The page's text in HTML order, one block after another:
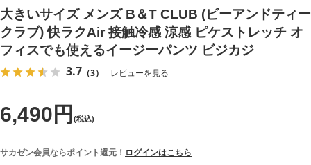
大きいサイズ メンズ B＆T CLUB (ビーアンドティー
クラブ) 快ラクAir 接触冷感 涼感 ピケストレッチ オ
フィスでも使えるイージーパンツ ビジカジ
3.7 （3） レビューを見る
6,490円 (税込)
サカゼン会員ならポイント還元！ ログインはこちら